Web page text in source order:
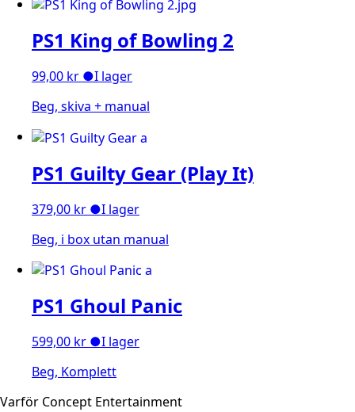
PS1 King of Bowling 2
99,00 kr ●I lager
Beg, skiva + manual
PS1 Guilty Gear (Play It)
379,00 kr ●I lager
Beg, i box utan manual
PS1 Ghoul Panic
599,00 kr ●I lager
Beg, Komplett
Varför Concept Entertainment